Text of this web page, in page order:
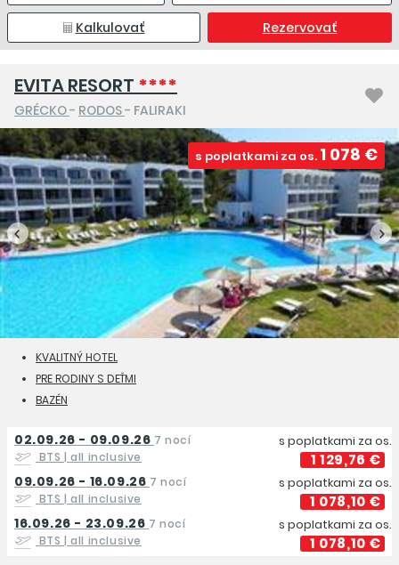
Kalkulovať Rezervovať
EVITA RESORT ****
GRÉCKO- RODOS- FALIRAKI
s poplatkami za os. 1 078 €
KVALITNÝ HOTEL
PRE RODINY S DEŤMI
BAZÉN
02.09.26 - 09.09.26 7 nocí
BTS| all inclusive
s poplatkami za os.
1 129,76 €
09.09.26 - 16.09.26 7 nocí
BTS| all inclusive
s poplatkami za os.
1 078,10 €
16.09.26 - 23.09.26 7 nocí
BTS| all inclusive
s poplatkami za os.
1 078,10 €